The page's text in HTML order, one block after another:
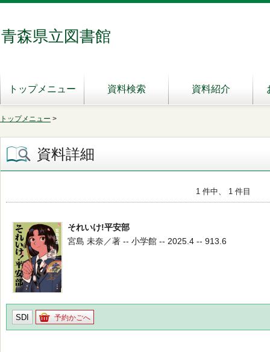
青森県立図書館
トップメニュー 資料検索 資料紹介
トップメニュー >
資料詳細
1 件中、 1 件目
それいけ!平安部
宮島 未奈／著 -- 小学館 -- 2025.4 -- 913.6
SDI 予約かごへ